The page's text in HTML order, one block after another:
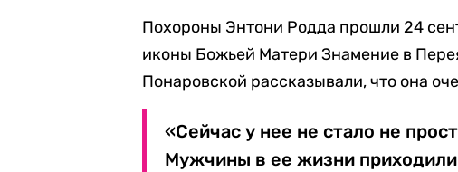
Похороны Энтони Родда прошли 24
иконы Божьей Матери Знамение в
Понаровской рассказывали, что она
«Сейчас у нее не стало не
Мужчины в ее жизни